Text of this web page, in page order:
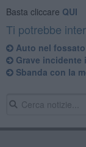
Basta cliccare QUI
Ti potrebbe
Auto nel
Grave incidente
Sbanda con la